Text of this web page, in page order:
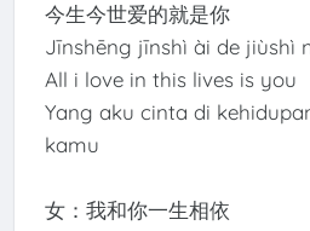
今生今世爱的就是你
Jīnshēng jīnshì ài de jiùshì
All i love in this lives is you
Yang aku cinta di
kamu
女：我和你一生相依